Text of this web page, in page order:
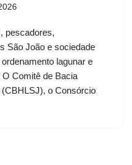
pescadores,
São João e sociedade
lagunar e
Comitê de Bacia
o Consórcio